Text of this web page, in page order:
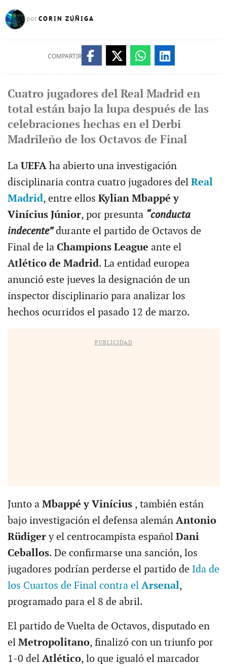
por CORIN ZÚÑIGA
COMPARTIR
Cuatro jugadores del Real Madrid en
total están bajo la lupa después de las
celebraciones hechas en el Derbi
Madrileño de los Octavos de Final
La UEFA ha abierto una investigación
disciplinaria contra cuatro jugadores del Real
Madrid, entre ellos Kylian Mbappé y
Vinícius Júnior, por presunta “conducta
indecente”durante el partido de Octavos de
Final de la Champions League ante el
Atlético de Madrid. La entidad europea
anunció este jueves la designación de un
inspector disciplinario para analizar los
hechos ocurridos el pasado 12 de marzo.
PUBLICIDAD
Junto a Mbappé y Vinícius , también están
bajo investigación el defensa alemán Antonio
Rüdigery el centrocampista español Dani
Ceballos. De confirmarse una sanción, los
jugadores podrían perderse el partido deIda de
los Cuartos de Final contra el Arsenal,
programado para el 8 de abril.
El partido de Vuelta de Octavos, disputado en
el Metropolitano, finalizó con un triunfo por
1-0 del Atlético, lo que igualó el marcador